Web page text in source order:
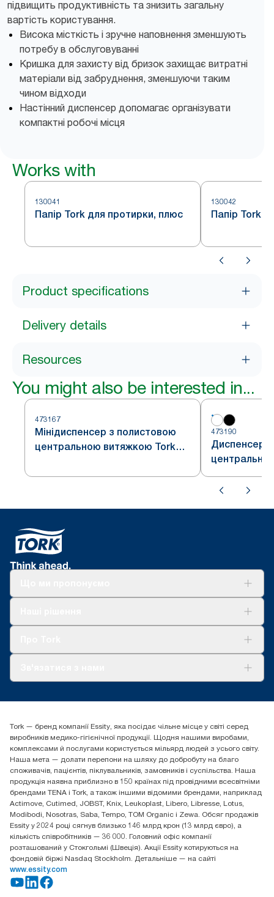
підвищить продуктивність та знизить загальну
вартість користування.
Висока місткість і зручне наповнення зменшують
потребу в обслуговуванні
Кришка для захисту від бризок захищає витратні
матеріали від забруднення, зменшуючи таким
чином відходи
Настінний диспенсер допомагає організувати
компактні робочі місця
Works with
130041
Папір Tork для протирки, плюс
130042
Папір Tork
Product specifications
Delivery details
Resources
You might also be interested in...
473167
Мінідиспенсер з полистовою
центральною витяжкою Tork
473190
Диспенсер
Reflex™
(+38) 044 490 55 66
Essity Україна
04071 м. Київ, вул. Григорія Сковороди 19,
Тел. +38 044 490 55 66
Tork — бренд компанії Essity, яка посідає чільне місце у світі серед
виробників медико-гігієнічної продукції. Щодня нашими виробами,
комплексами й послугами користується мільярд людей з усього світу.
Наша мета — долати перепони на шляху до добробуту на благо
споживачів, пацієнтів, піклувальників, замовників і суспільства. Наша
продукція наявна приблизно в 150 країнах під провідними всесвітніми
брендами TENA і Tork, а також іншими відомими брендами, наприклад
Actimove, Cutimed, JOBST, Knix, Leukoplast, Libero, Libresse, Lotus,
Modibodi, Nosotras, Saba, Tempo, TOM Organic і Zewa. Обсяг продажів
Essity у 2024 році сягнув близько 146 млрд крон (13 млрд євро), а
кількість співробітників — 36 000. Головний офіс компанії
розташований у Стокгольмі (Швеція). Акції Essity котируються на
фондовій біржі Nasdaq Stockholm. Детальніше — на сайті
www.essity.com